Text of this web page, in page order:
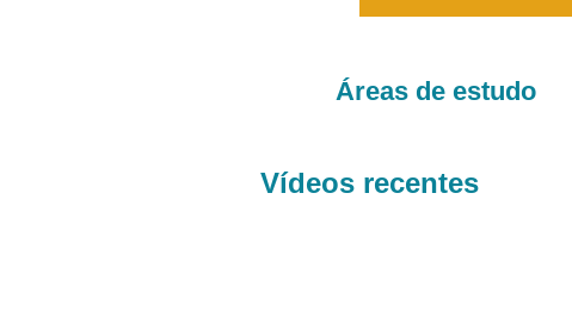
Áreas de estudo
Vídeos recentes